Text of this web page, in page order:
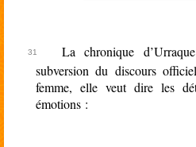
La chronique
subversion du discours
femme, elle veut dire les
émotions :